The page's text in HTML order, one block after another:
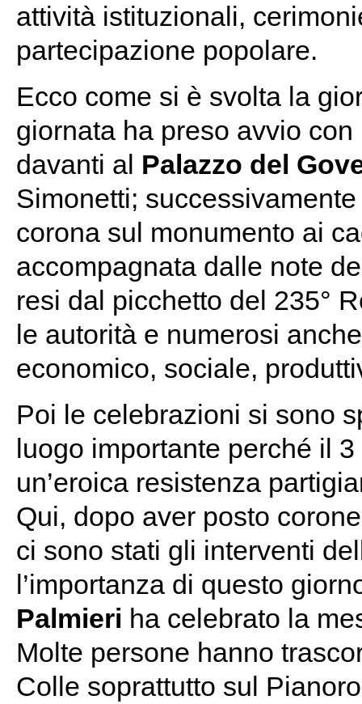
attività istituzionali,
partecipazione popolare.
Ecco come si è svolta la
giornata ha preso avvio
davanti al Palazzo del
Simonetti;
corona sul monumento ai
accompagnata dalle note
resi dal picchetto del 235°
le autorità e numerosi
economico, sociale,
Poi le celebrazioni si sono
luogo importante perché il
un’eroica resistenza
Qui, dopo aver posto
ci sono stati gli interventi
l’importanza di questo
Palmieri ha celebrato la
Molte persone hanno
Colle soprattutto sul